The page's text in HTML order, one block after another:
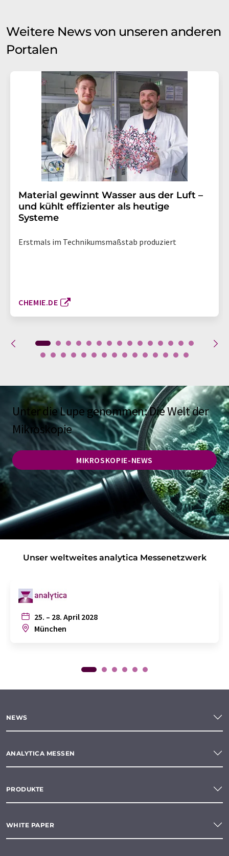
Weitere News von unseren anderen
Portalen
Material gewinnt Wasser aus der Luft –
und kühlt effizienter als heutige
Systeme
Erstmals im Technikumsmaßstab produziert
CHEMIE.DE
Unter die Lupe genommen: Die Welt der
Mikroskopie
MIKROSKOPIE-NEWS
Unser weltweites analytica Messenetzwerk
25. – 28. April 2028
München
NEWS
ANALYTICA MESSEN
PRODUKTE
WHITE PAPER